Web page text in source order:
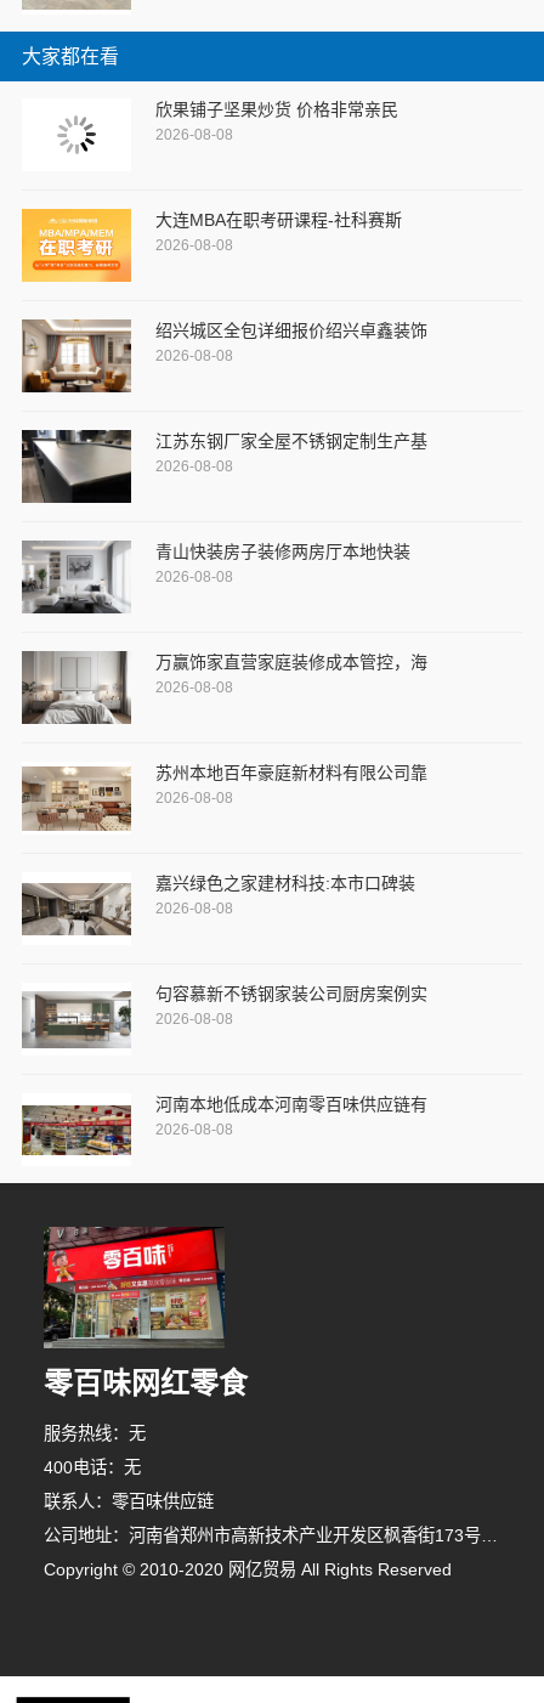
大家都在看
欣果铺子坚果炒货 价格非常亲民
2026-08-08
大连MBA在职考研课程-社科赛斯
2026-08-08
绍兴城区全包详细报价绍兴卓鑫装饰
2026-08-08
江苏东钢厂家全屋不锈钢定制生产基
2026-08-08
青山快装房子装修两房厅本地快装
2026-08-08
万赢饰家直营家庭装修成本管控，海
2026-08-08
苏州本地百年豪庭新材料有限公司靠
2026-08-08
嘉兴绿色之家建材科技:本市口碑装
2026-08-08
句容慕新不锈钢家装公司厨房案例实
2026-08-08
河南本地低成本河南零百味供应链有
2026-08-08
零百味网红零食
服务热线：无
400电话：无
联系人：零百味供应链
公司地址：河南省郑州市高新技术产业开发区枫香街173号郑州天健湖智联网产业园3号楼7层706室
Copyright © 2010-2020 网亿贸易 All Rights Reserved